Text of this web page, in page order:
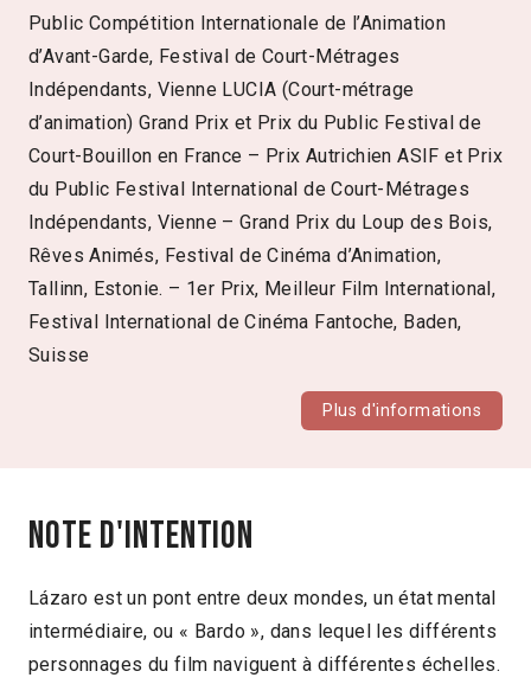
Public Compétition Internationale de l’Animation
d’Avant-Garde, Festival de Court-Métrages
Indépendants, Vienne LUCIA (Court-métrage
d’animation) Grand Prix et Prix du Public Festival de
Court-Bouillon en France – Prix Autrichien ASIF et Prix
du Public Festival International de Court-Métrages
Indépendants, Vienne – Grand Prix du Loup des Bois,
Rêves Animés, Festival de Cinéma d’Animation,
Tallinn, Estonie. – 1er Prix, Meilleur Film International,
Festival International de Cinéma Fantoche, Baden,
Suisse
Plus d'informations
Note d'intention
Lázaro est un pont entre deux mondes, un état mental
intermédiaire, ou « Bardo », dans lequel les différents
personnages du film naviguent à différentes échelles.